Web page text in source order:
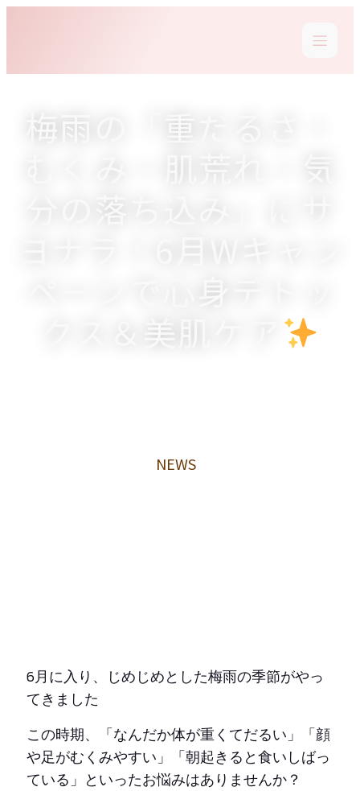
梅雨の「重だるさ・
分の落ち込み」にサ
ペーンで心身デトッ
クス＆美肌ケア
NEWS
6月に入り、じめじめとした梅雨の季節がやっ
てきました
この時期、「なんだか体が重くてだるい」「顔
や足がむくみやすい」「朝起きると食いしばっ
ている」といったお悩みはありませんか？